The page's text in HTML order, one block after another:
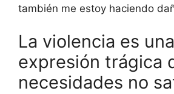
también me estoy haciendo
La violencia es una
expresión trágica
necesidades no